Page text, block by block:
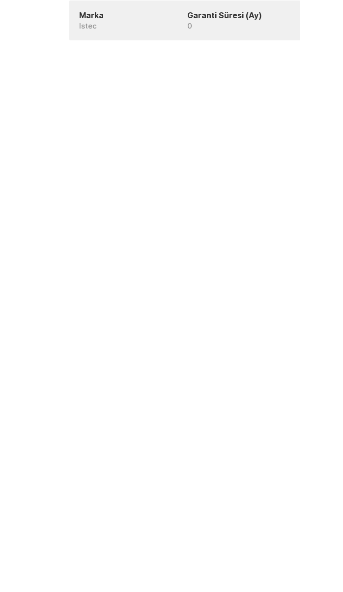
Marka
Istec
Garanti Süresi (Ay)
0